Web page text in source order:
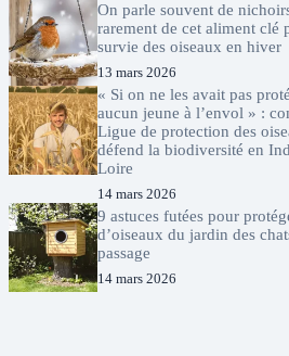
On parle souvent de
rarement de cet aliment clé
survie des oiseaux en hiver
13 mars 2026
« Si on ne les avait pas
aucun jeune à l’envol » :
Ligue de protection des
défend la biodiversité en
Loire
14 mars 2026
9 astuces futées pour
d’oiseaux du jardin des
passage
14 mars 2026